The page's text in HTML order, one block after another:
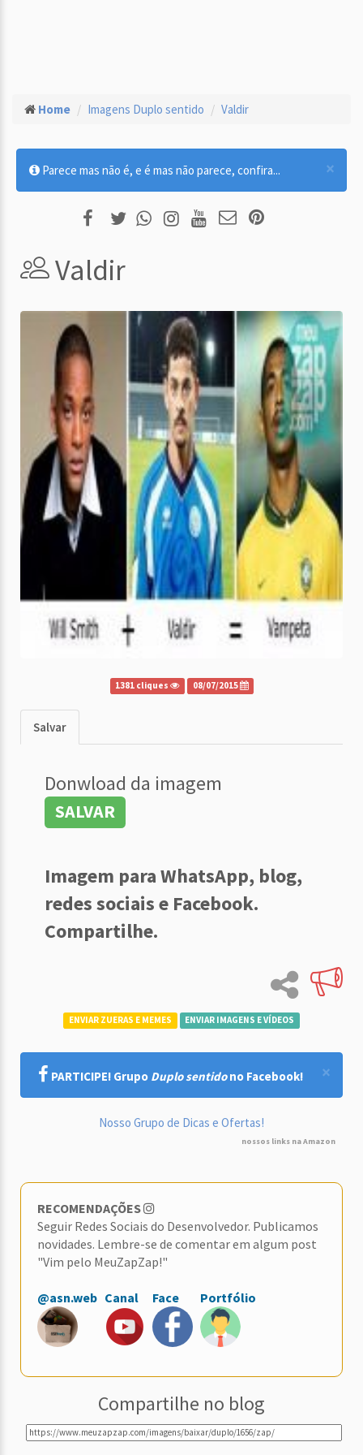
Home Imagens Duplo sentido Valdir
×
Parece mas não é, e é mas não parece, confira...
Valdir
1381 cliques 08/07/2015
Salvar
Donwload da imagem
SALVAR
Imagem para WhatsApp, blog,
redes sociais e Facebook.
Compartilhe.
ENVIAR ZUERAS E MEMES ENVIAR IMAGENS E VÍDEOS
×
PARTICIPE! Grupo Duplo sentidono Facebook!
Nosso Grupo de Dicas e Ofertas!
nossos links na Amazon
RECOMENDAÇÕES
Seguir Redes Sociais do Desenvolvedor. Publicamos
novidades. Lembre-se de comentar em algum post
"Vim pelo MeuZapZap!"
@asn.web Canal Face Portfólio
Compartilhe no blog